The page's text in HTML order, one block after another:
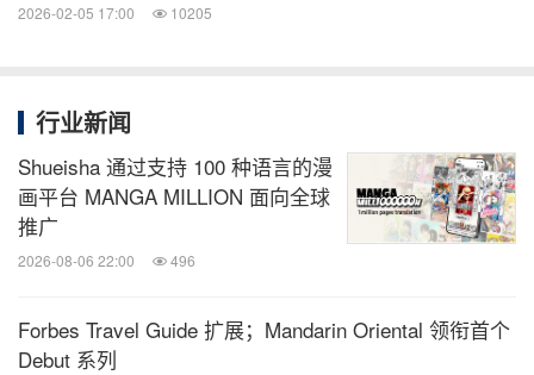
2026-02-05 17:00 10205
行业新闻
Shueisha 通过支持 100 种语言的漫
画平台 MANGA MILLION 面向全球
推广
2026-08-06 22:00 496
Forbes Travel Guide 扩展；Mandarin Oriental 领衔首个
Debut 系列